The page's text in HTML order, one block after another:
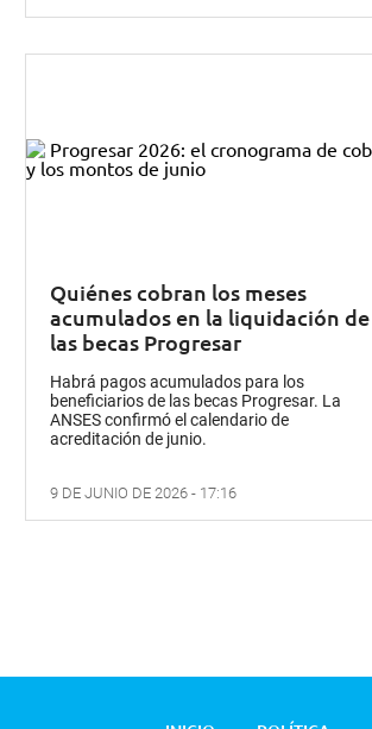
Quiénes cobran los meses
acumulados en la liquidación de
las becas Progresar
Habrá pagos acumulados para los
beneficiarios de las becas Progresar. La
ANSES confirmó el calendario de
acreditación de junio.
9 DE JUNIO DE 2026 - 17:16